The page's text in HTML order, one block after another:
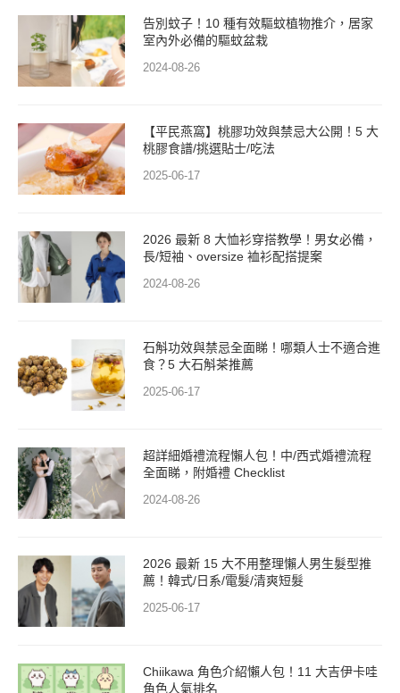
告別蚊子！10 種有效驅蚊植物推介，居家
室內外必備的驅蚊盆栽
2024-08-26
【平民燕窩】桃膠功效與禁忌大公開！5 大
桃膠食譜/挑選貼士/吃法
2025-06-17
2026 最新 8 大恤衫穿搭教學！男女必備，
長/短袖、oversize 裇衫配搭提案
2024-08-26
石斛功效與禁忌全面睇！哪類人士不適合進
食？5 大石斛茶推薦
2025-06-17
超詳細婚禮流程懶人包！中/西式婚禮流程
全面睇，附婚禮 Checklist
2024-08-26
2026 最新 15 大不用整理懶人男生髮型推
薦！韓式/日系/電髮/清爽短髮
2025-06-17
Chiikawa 角色介紹懶人包！11 大吉伊卡哇
角色人氣排名